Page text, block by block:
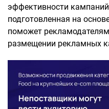
эффективности
подготовленная на
поможет
размещении рекламных